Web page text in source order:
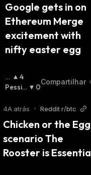
T
A
Google gets in on
Ethereum Merge
excitement with
nifty easter egg
O
Ti
Is
A:
4
Pessi
0
Compartilhar
4A atrás • Reddit r/btc
Chicken or the Egg
scenario The
Rooster is